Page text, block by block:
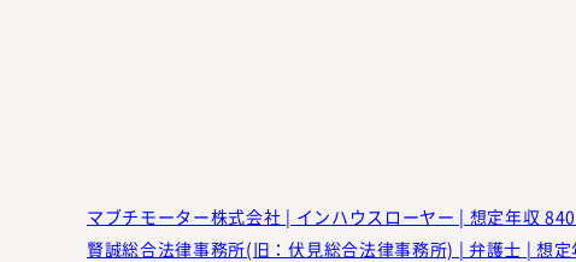
マブチモーター株式会社 | インハウスローヤー | 想定年収
賢誠総合法律事務所(旧：伏見総合法律事務所) | 弁護士 | 想